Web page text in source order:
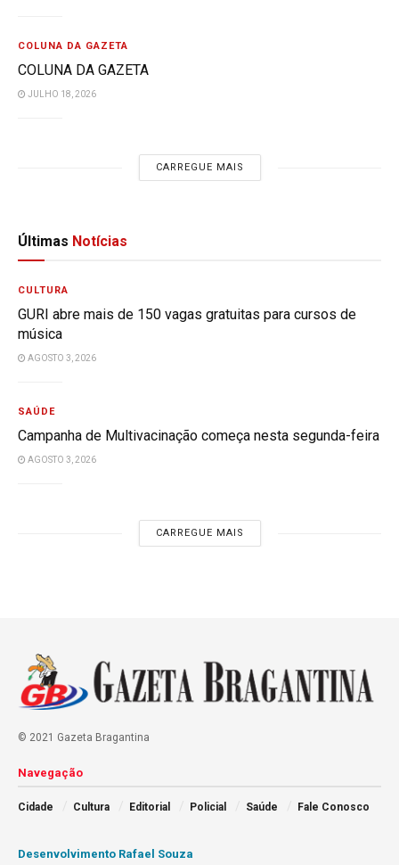
COLUNA DA GAZETA
COLUNA DA GAZETA
JULHO 18, 2026
CARREGUE MAIS
Últimas Notícias
CULTURA
GURI abre mais de 150 vagas gratuitas para cursos de
música
AGOSTO 3, 2026
SAÚDE
Campanha de Multivacinação começa nesta segunda-feira
AGOSTO 3, 2026
CARREGUE MAIS
© 2021 Gazeta Bragantina
Navegação
Cidade Cultura Editorial Policial Saúde Fale Conosco
Desenvolvimento Rafael Souza